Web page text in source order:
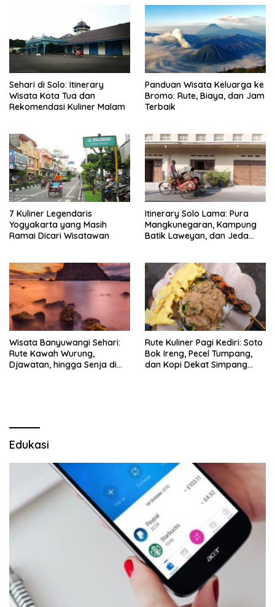
Sehari di Solo: Itinerary
Wisata Kota Tua dan
Rekomendasi Kuliner Malam
Panduan Wisata Keluarga ke
Bromo: Rute, Biaya, dan Jam
Terbaik
7 Kuliner Legendaris
Yogyakarta yang Masih
Ramai Dicari Wisatawan
Itinerary Solo Lama: Pura
Mangkunegaran, Kampung
Batik Laweyan, dan Jeda
Wisata Banyuwangi Sehari:
Rute Kawah Wurung,
Djawatan, hingga Senja di
Rute Kuliner Pagi Kediri: Soto
Bok Ireng, Pecel Tumpang,
dan Kopi Dekat Simpang
Edukasi